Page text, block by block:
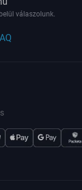
válaszolunk.